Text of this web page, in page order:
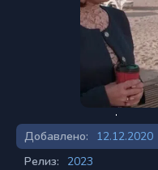
Добавлено:
12.12.2020
Релиз:
2023